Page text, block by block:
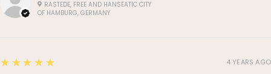
RASTEDE, FREE AND HANSEATIC CITY
OF HAMBURG, GERMANY
5
★★★★★ 4 YEARS AGO